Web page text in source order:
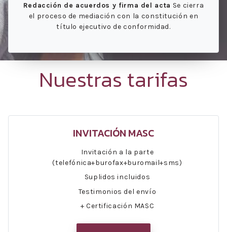
Redacción de acuerdos y firma del acta Se cierra
el proceso de mediación con la constitución en
título ejecutivo de conformidad.
Nuestras tarifas
INVITACIÓN MASC
Invitación a la parte
(telefónica+burofax+buromail+sms)
Suplidos incluidos
Testimonios del envío
+ Certificación MASC